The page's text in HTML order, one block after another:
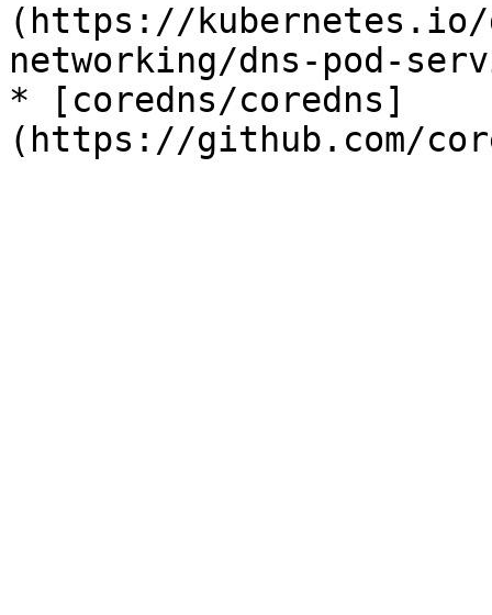
(https://kubernetes.io/
networking/dns-pod-
* [coredns/coredns]